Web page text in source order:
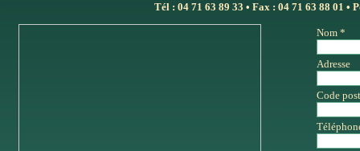
Tél : 04 71 63 89 33 • Fax : 04 71 63 88 01 •
Nom *
Adresse
Code